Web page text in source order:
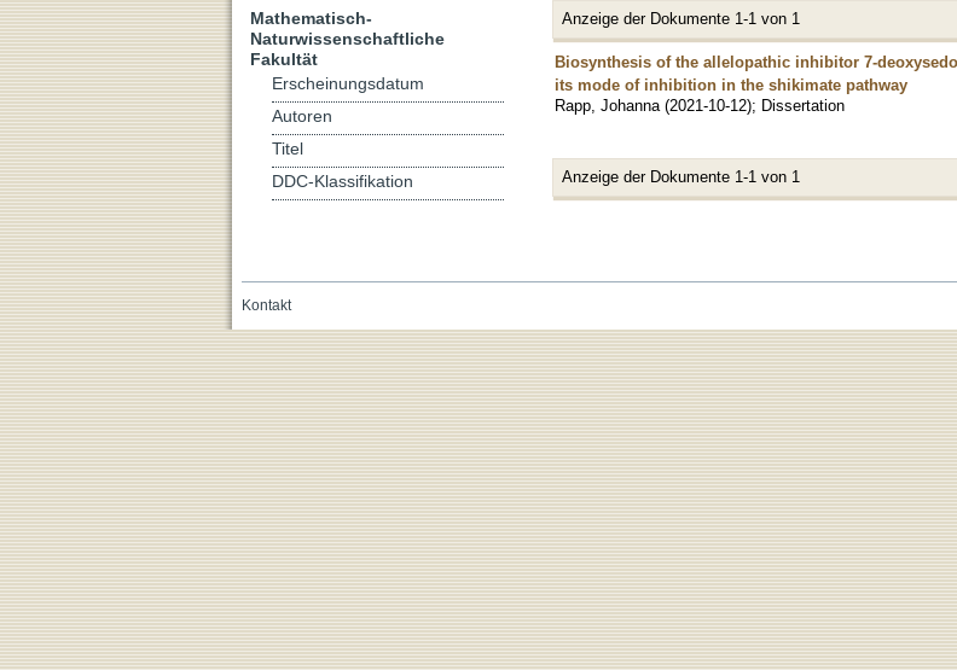
Anzeige der Dokumente 1-1 von 1
Biosynthesis of the allelopathic inhibitor 7-
its mode of inhibition in the shikimate pathway
Rapp, Johanna (2021-10-12); Dissertation
Anzeige der Dokumente 1-1 von 1
Mathematisch-
Naturwissenschaftliche
Fakultät
Erscheinungsdatum
Autoren
Titel
DDC-Klassifikation
Kontakt